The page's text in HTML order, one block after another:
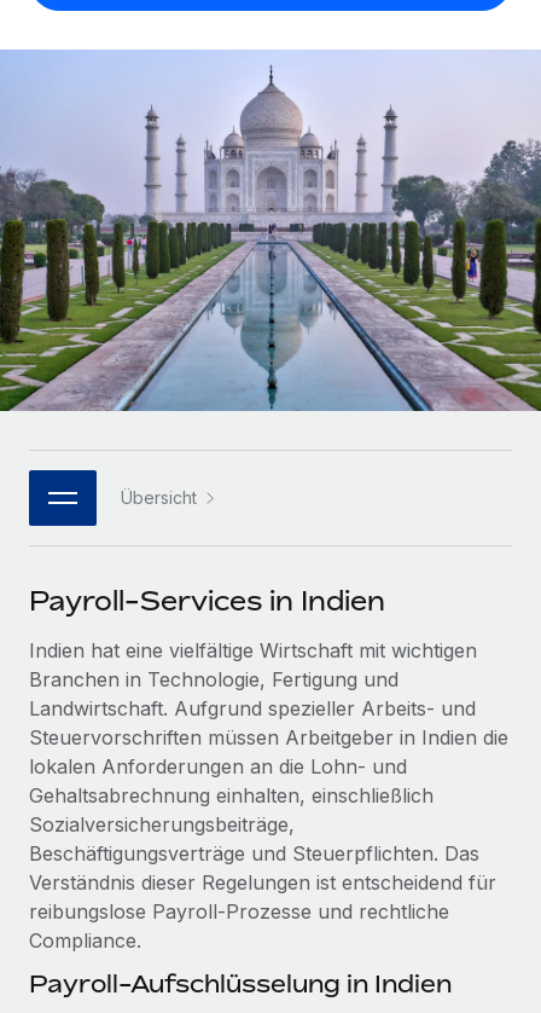
Globales Onboarding und Verwalten von
Auslagern von komplexen HR-Aufgaben
INFRASTRUKTUR
Remote Embedded
Nahtlose Integration der HR in bestehende Abläufe
Plattform
Integrierte HR-Kernfunktionen für dein Team
MCP
Integrationen
Tools
DIENSTLEISTUNGEN
Frag unsere Expert:innen
Hilfe von Expert:innen für globale HR & Compliance
Background-Checks
Einfacheres Bewerber:innen-Screening
Compliance Watchtower
Lückenlose Compliance
Geräteverwaltung
Globale Bereitstellung und Verfolgung von IT-
WACHSTUMSPHASE
Agile HR- und Payroll-Lösungen für wachsende
Unternehmen
Mittelstand
Maßgeschneiderte HR-Lösungen, um Teams zu
vergrößern
Enterprise
Globale HR für Konzerne und Großunternehmen
PARTNER WERDEN
Flexible Einbettung von Global-HR-Funktionen in deine
Entdecke die Möglichkeiten einer Partnerschaft
Remote Build
Demnächst verfügbar
Beratung zu Integrationen und KI-Automatisierung
So hat der KI-Vorreiter Weaviate sein Team mit
Remote um 120 % vergrößert
Weaviate auf einen Blick Weaviate entwickelt KI-basierte
Open-Source-Infrastrukturen. Das...
Personalkostenrechner
Gesamtbeschäftigungskosten
Honorarzahlungen berechnen
Informationen zu möglichen Währungen und
Abwicklungsfristen für globale Freelancer:innen
LERNEN MIT REMOTE
Forschung und Leitfäden
Fallstudien
HR-Glossar
Bibliothek für Stellenbeschreibungen
Webinare
Events
Newsroom
Informationen zu Gehältern und Qualifikationen
Insights Center
Hol dir Unterstützung
Alle Ressourcen anzeigen
BLOG
Deutsch
Español
Italiano
Português (Portugal)
한국어
Anmelden
Übersicht
Payroll-Services in Indien
Indien hat eine vielfältige Wirtschaft mit wichtigen
Branchen in Technologie, Fertigung und
Landwirtschaft. Aufgrund spezieller Arbeits- und
Steuervorschriften müssen Arbeitgeber in Indien die
lokalen Anforderungen an die Lohn- und
Gehaltsabrechnung einhalten, einschließlich
Sozialversicherungsbeiträge,
Beschäftigungsverträge und Steuerpflichten. Das
Verständnis dieser Regelungen ist entscheidend für
reibungslose Payroll-Prozesse und rechtliche
Compliance.
Payroll-Aufschlüsselung in Indien